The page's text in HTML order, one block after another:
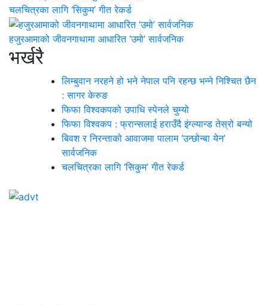
चलचित्रका लागि ‘सिकुम’ गीत रेकर्ड
हजुरआमाको जीवनगाथामा आधारित ‘उमो’ सार्वजनिक
भर्खरै
लिम्बुवान नरहने हो भने नेपाल पनि रहन्छ भन्ने निश्चित छैन
: सागर केरुङ
फिफा विश्वकपको उपाधि स्पेनले चुम्यो
फिफा विश्वकप : फ्रान्सलाई हराउँदै इंग्ल्यान्ड तेस्रो बन्यो
बिवश र निरन्ताको आवाजमा पालाम ‘उन्छोन्बा येन’
सार्वजनिक
चलचित्रका लागि ‘सिकुम’ गीत रेकर्ड